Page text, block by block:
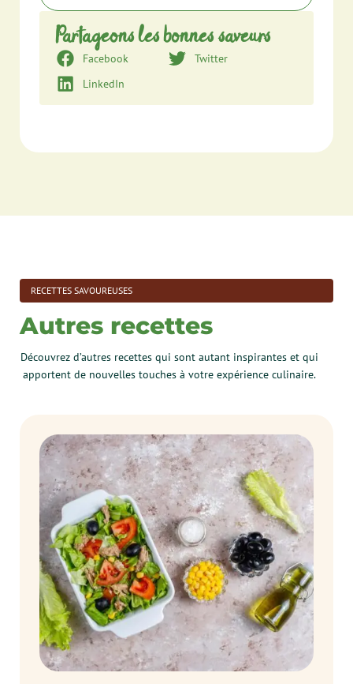
Partageons les bonnes saveurs
Facebook
Twitter
LinkedIn
RECETTES SAVOUREUSES
Autres recettes
Découvrez d’autres recettes qui sont autant inspirantes et qui
apportent de nouvelles touches à votre expérience culinaire.